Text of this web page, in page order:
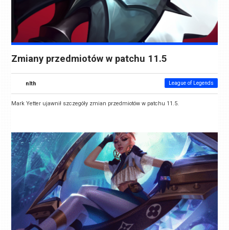
Zmiany przedmiotów w patchu 11.5
nlth League of Legends
Mark Yetter ujawnił szczegóły zmian przedmiotów w patchu 11.5.